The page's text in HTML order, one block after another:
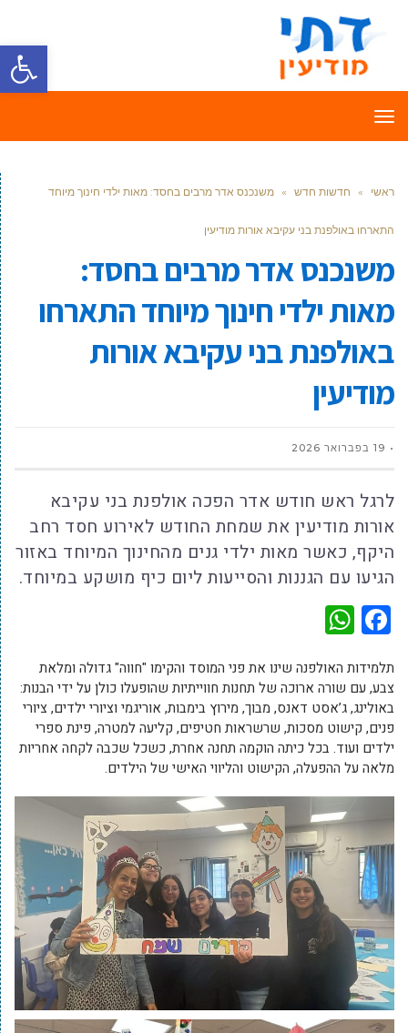
פתח
תפריט
ראשי » חדשות חדש » משנכנס אדר מרבים בחסד: מאות ילדי חינוך מיוחד
התארחו באולפנת בני עקיבא אורות מודיעין
משנכנס אדר מרבים בחסד:
מאות ילדי חינוך מיוחד התארחו
באולפנת בני עקיבא אורות
מודיעין
19 בפברואר 2026
לרגל ראש חודש אדר הפכה אולפנת בני עקיבא
אורות מודיעין את שמחת החודש לאירוע חסד רחב
היקף, כאשר מאות ילדי גנים מהחינוך המיוחד באזור
הגיעו עם הגננות והסייעות ליום כיף מושקע במיוחד.
Facebook
תלמידות האולפנה שינו את פני המוסד והקימו "חווה" גדולה ומלאת
צבע, עם שורה ארוכה של תחנות חווייתיות שהופעלו כולן על ידי הבנות:
באולינג, ג’אסט דאנס, מבוך, מירוץ בימבות, אוריגמי וציורי ילדים, ציורי
פנים, קישוט מסכות, שרשראות חטיפים, קליעה למטרה, פינת ספרי
ילדים ועוד. בכל כיתה הוקמה תחנה אחרת, כשכל שכבה לקחה אחריות
מלאה על ההפעלה, הקישוט והליווי האישי של הילדים.